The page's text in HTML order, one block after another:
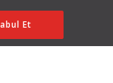
Düzenle
Et
SATIN ALIN
tüm hakları